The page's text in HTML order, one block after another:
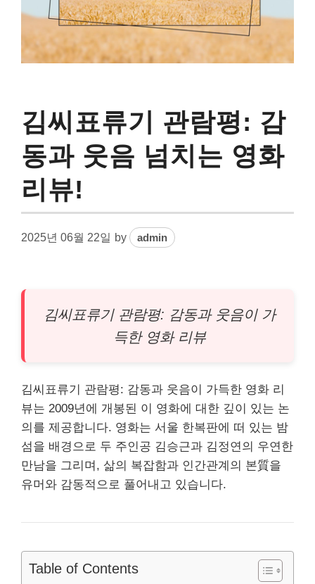
김씨표류기 관람평: 감
동과 웃음 넘치는 영화
리뷰!
2025년 06월 22일 by admin
김씨표류기 관람평: 감동과 웃음이 가
득한 영화 리뷰
김씨표류기 관람평: 감동과 웃음이 가득한 영화 리
뷰는 2009년에 개봉된 이 영화에 대한 깊이 있는 논
의를 제공합니다. 영화는 서울 한복판에 떠 있는 밤
섬을 배경으로 두 주인공 김승근과 김정연의 우연한
만남을 그리며, 삶의 복잡함과 인간관계의 본質을
유머와 감동적으로 풀어내고 있습니다.
Table of Contents